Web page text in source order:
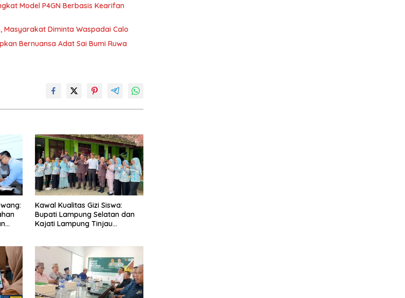
Model P4GN Berbasis Kearifan
Masyarakat Diminta Waspadai Calo
Bernuansa Adat Sai Bumi Ruwa
Kawal Kualitas Gizi Siswa:
Bupati Lampung Selatan dan
Kajati Lampung Tinjau